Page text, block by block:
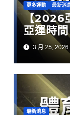
更多運動 最新消
【2026
亞運時
3 月 25, 2026
最新消息